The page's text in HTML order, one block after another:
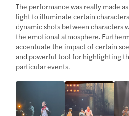
The performance was really made
light to illuminate certain
dynamic shots between characters
the emotional atmosphere.
accentuate the impact of certain
and powerful tool for highlighting
particular events.